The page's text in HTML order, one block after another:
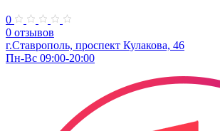
0
0 отзывов
г.Ставрополь, проспект Кулакова, 46
Пн-Вс 09:00-20:00